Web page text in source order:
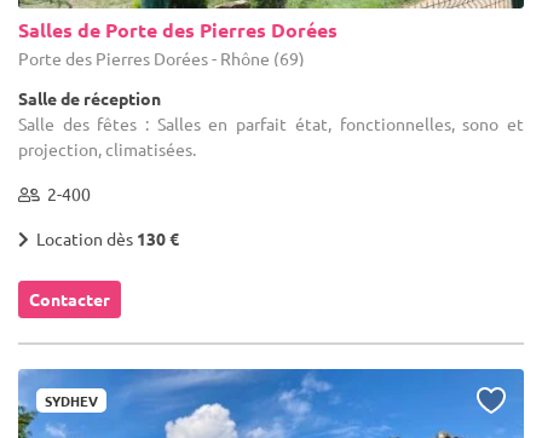
Salles de Porte des Pierres Dorées
Porte des Pierres Dorées - Rhône (69)
Salle de réception
Salle des fêtes : Salles en parfait état, fonctionnelles, sono et
projection, climatisées.
2-400
Location dès 130 €
Contacter
SYDHEV